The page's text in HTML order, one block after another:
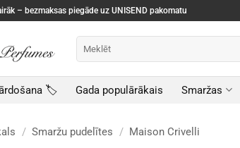
– bezmaksas piegāde uz UNISEND pakomatu
🏷️ Gada populārākais Smaržas
/ Smaržu pudelītes / Maison Crivelli